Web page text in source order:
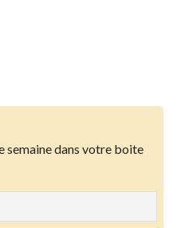
semaine dans votre boite